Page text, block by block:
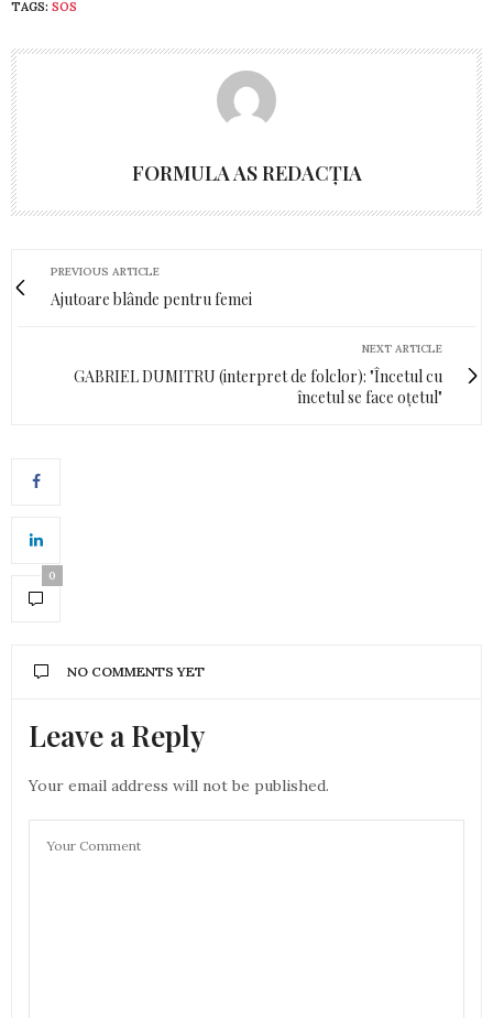
TAGS: SOS
FORMULA AS REDACȚIA
PREVIOUS ARTICLE
Ajutoare blânde pentru femei
NEXT ARTICLE
GABRIEL DUMITRU (interpret de folclor): "Încetul cu
încetul se face oțetul"
0
NO COMMENTS YET
Leave a Reply
Your email address will not be published.